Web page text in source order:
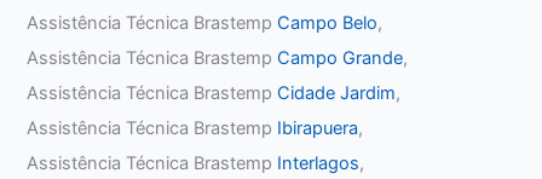
Assistência Técnica BrastempCampo Belo,
Assistência Técnica BrastempCampo Grande,
Assistência Técnica BrastempCidade Jardim,
Assistência Técnica Brastemp Ibirapuera,
Assistência Técnica Brastemp Interlagos,